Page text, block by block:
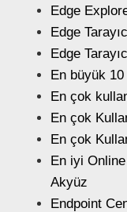
Edge
Edge
Edge
En büyük 10
En çok
En çok
En çok
En iyi
Akyüz
Endpoint